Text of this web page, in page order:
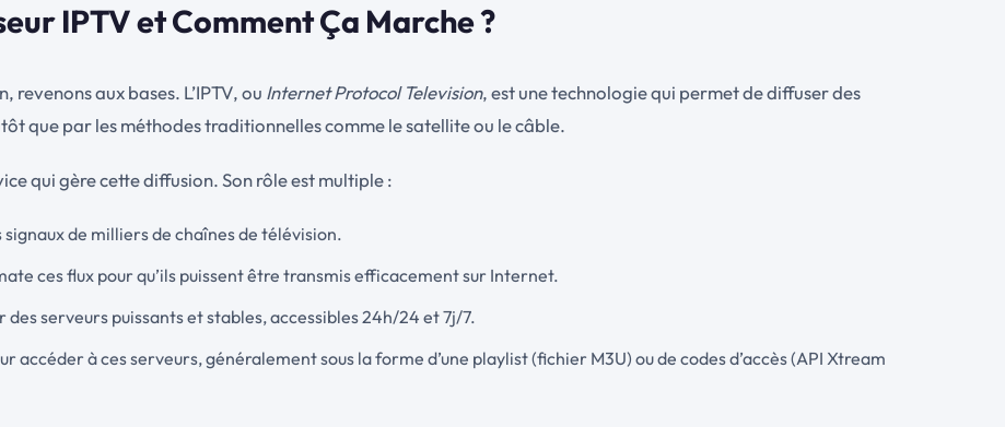
IPTV et Comment Ça Marche ?
aux bases. L’IPTV, ou Internet Protocol Television, est une technologie qui permet de diffuser des
que par les méthodes traditionnelles comme le satellite ou le câble.
qui gère cette diffusion. Son rôle est multiple :
signaux de milliers de chaînes de télévision.
ces flux pour qu’ils puissent être transmis efficacement sur Internet.
des serveurs puissants et stables, accessibles 24h/24 et 7j/7.
accéder à ces serveurs, généralement sous la forme d’une playlist (fichier M3U) ou de codes d’accès (API Xtream